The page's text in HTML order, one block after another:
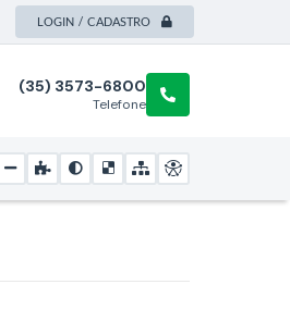
LOGIN / CADASTRO
Telefone
(35) 3573-6800